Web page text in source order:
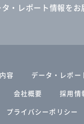
・レポート情報をお
容
データ・レポー
会社概要
採用情
プライバシーポリシー